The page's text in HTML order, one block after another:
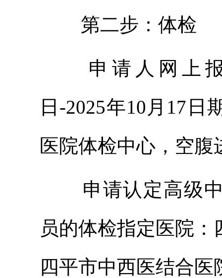
第二步：体检
申请人网上
日-2025年10月17 日
医院体检中心，空腹
申请认定高级
员的体检指定医院：
四平市中西医结合医